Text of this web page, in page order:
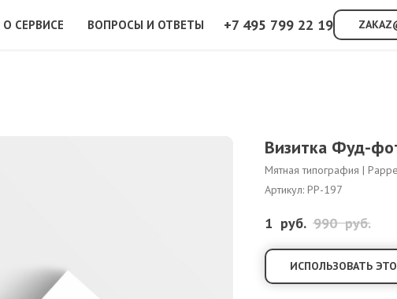
О СЕРВИСЕ ВОПРОСЫ И ОТВЕТЫ +7 495 799 22 19
Визитка Фуд-
Мятная типография |
Артикул: PP-197
1 руб. 990 руб.
ИСПОЛЬЗОВАТЬ